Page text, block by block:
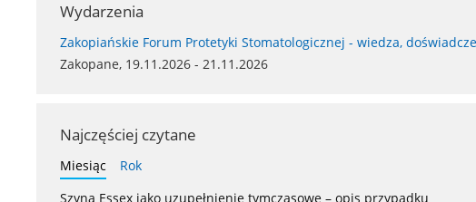
Wydarzenia
Zakopiańskie Forum Protetyki Stomatologicznej - wiedza,
Zakopane, 19.11.2026 - 21.11.2026
Najczęściej czytane
Miesiąc
Rok
Szyna Essex jako uzupełnienie tymczasowe – opis przypadku